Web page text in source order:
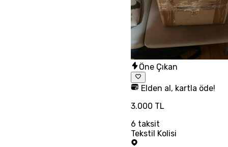
Öne Çıkan
Elden al, kartla öde!
3.000 TL
6 taksit
Tekstil Kolisi